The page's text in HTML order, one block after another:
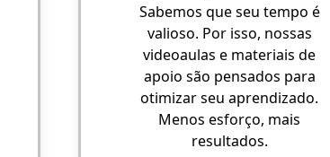
Sabemos que seu tempo é
valioso. Por isso, nossas
videoaulas e materiais de
apoio são pensados para
otimizar seu aprendizado.
Menos esforço, mais
resultados.